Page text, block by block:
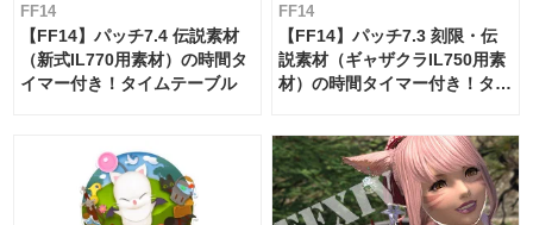
FF14
【FF14】パッチ7.4 伝説素材
（新式IL770用素材）の時間タ
イマー付き！タイムテーブル
FF14
【FF14】パッチ7.3 刻限・伝
説素材（ギャザクラIL750用素
材）の時間タイマー付き！タイ